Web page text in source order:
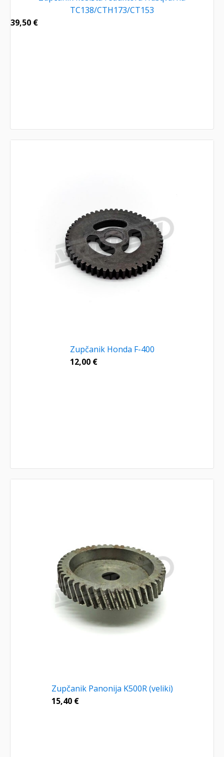
TC138/CTH173/CT153
39,50 €
Zupčanik Honda F-400
12,00 €
Zupčanik Panonija K500R (veliki)
15,40 €